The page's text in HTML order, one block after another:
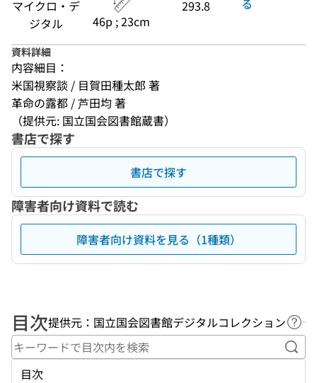
マイクロ・デ
ジタル
46p ; 23cm
293.8
る
資料詳細
内容細目：
米国視察談 / 目賀田種太郎 著
革命の露都 / 芦田均 著
（提供元: 国立国会図書館蔵書）
書店で探す
書店で探す
障害者向け資料で読む
障害者向け資料を見る（1種類）
目次提供元：国立国会図書館デジタルコレクション ヘ
キ
目次